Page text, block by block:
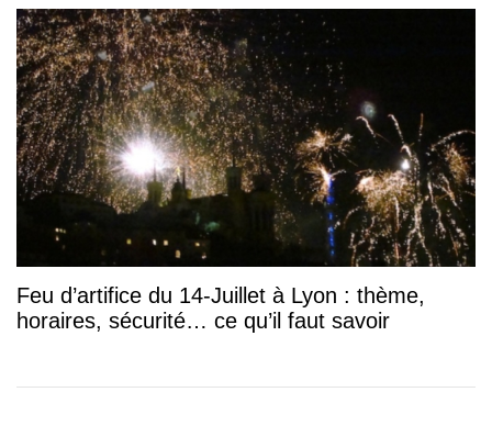
Feu d’artifice du 14-Juillet à Lyon : thème,
horaires, sécurité… ce qu’il faut savoir